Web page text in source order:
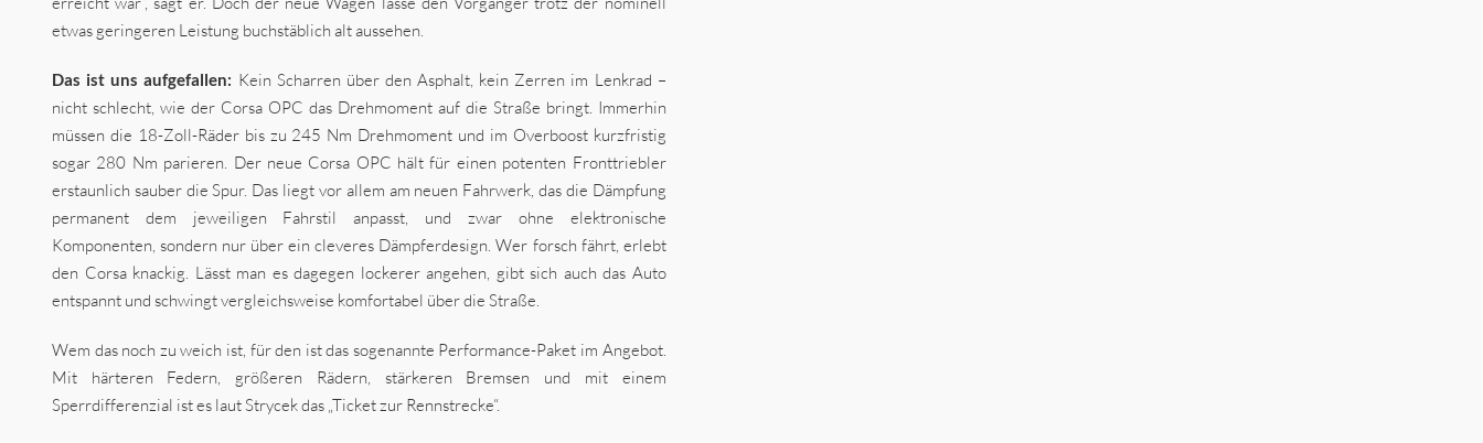
etwas geringeren Leistung buchstäblich alt aussehen.
Das ist uns aufgefallen: Kein Scharren über den Asphalt, kein Zerren im Lenkrad –
nicht schlecht, wie der Corsa OPC das Drehmoment auf die Straße bringt. Immerhin
müssen die 18-Zoll-Räder bis zu 245 Nm Drehmoment und im Overboost kurzfristig
sogar 280 Nm parieren. Der neue Corsa OPC hält für einen potenten Fronttriebler
erstaunlich sauber die Spur. Das liegt vor allem am neuen Fahrwerk, das die Dämpfung
permanent dem jeweiligen Fahrstil anpasst, und zwar ohne elektronische
Komponenten, sondern nur über ein cleveres Dämpferdesign. Wer forsch fährt, erlebt
den Corsa knackig. Lässt man es dagegen lockerer angehen, gibt sich auch das Auto
entspannt und schwingt vergleichsweise komfortabel über die Straße.
Wem das noch zu weich ist, für den ist das sogenannte Performance-Paket im Angebot.
Mit härteren Federn, größeren Rädern, stärkeren Bremsen und mit einem
Sperrdifferenzial ist es laut Strycek das „Ticket zur Rennstrecke“.